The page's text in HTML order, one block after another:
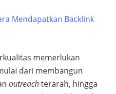
Mendapatkan Backlink
memerlukan
dari membangun
outreachterarah, hingga